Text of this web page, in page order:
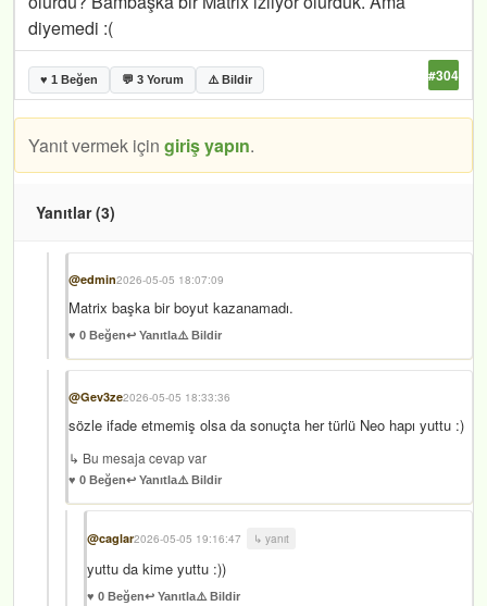
diyemedi :(
♥ 1 Beğen 💬 3 Yorum ⚠️ Bildir #304
Yanıt vermek için giriş yapın.
Yanıtlar (3)
@edmin2026-05-05 18:07:09
Matrix başka bir boyut kazanamadı.
♥ 0 Beğen↩️ Yanıtla⚠️ Bildir
@Gev3ze2026-05-05 18:33:36
sözle ifade etmemiş olsa da sonuçta her türlü Neo hapı yuttu :)
↳ Bu mesaja cevap var
♥ 0 Beğen↩️ Yanıtla⚠️ Bildir
@caglar2026-05-05 19:16:47 ↳ yanıt
yuttu da kime yuttu :))
♥ 0 Beğen↩️ Yanıtla⚠️ Bildir